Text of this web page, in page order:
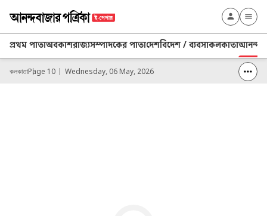
প্রথম পাতাঅবকাশরাজ্যসম্পাদকের পাতাদেশবিদেশ / ব্যবসাকলকাতাআনন্দ
কলকাতাPage 10 Wednesday, 06 May, 2026